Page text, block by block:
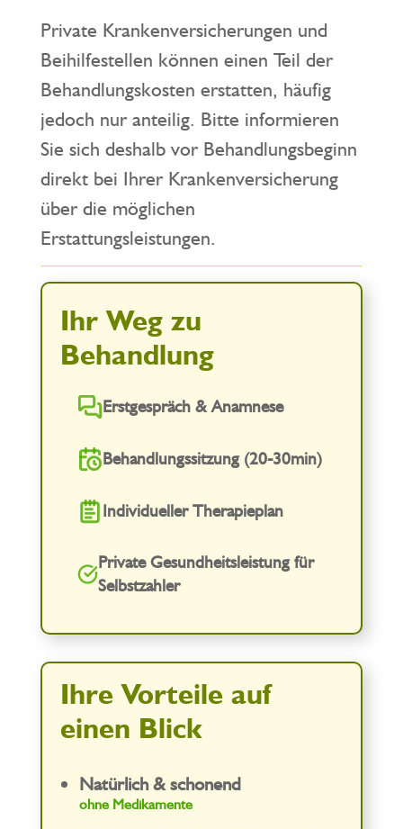
Private Krankenversicherungen und
Beihilfestellen können einen Teil der
Behandlungskosten erstatten, häufig
jedoch nur anteilig. Bitte informieren
Sie sich deshalb vor Behandlungsbeginn
direkt bei Ihrer Krankenversicherung
über die möglichen
Erstattungsleistungen.
Ihr Weg zu
Behandlung
Erstgespräch & Anamnese
Behandlungssitzung (20-30min)
Individueller Therapieplan
Private Gesundheitsleistung für
Selbstzahler
Ihre Vorteile auf
einen Blick
Natürlich & schonend
ohne Medikamente